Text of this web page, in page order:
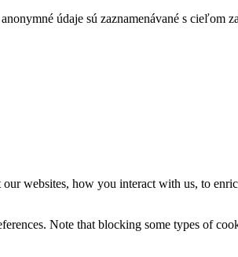
údaje sú zaznamenávané s
websites, how you interact with us, to
Note that blocking some types of